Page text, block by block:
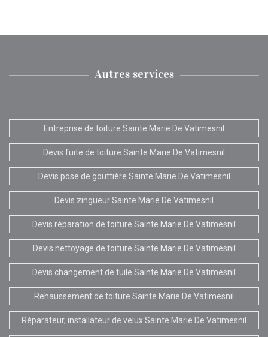
Autres services
Entreprise de toiture Sainte Marie De Vatimesnil
Devis fuite de toiture Sainte Marie De Vatimesnil
Devis pose de gouttière Sainte Marie De Vatimesnil
Devis zingueur Sainte Marie De Vatimesnil
Devis réparation de toiture Sainte Marie De Vatimesnil
Devis nettoyage de toiture Sainte Marie De Vatimesnil
Devis changement de tuile Sainte Marie De Vatimesnil
Rehaussement de toiture Sainte Marie De Vatimesnil
Réparateur, installateur de velux Sainte Marie De Vatimesnil